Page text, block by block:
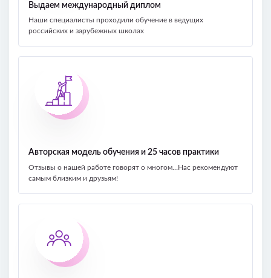
Выдаем международный диплом
Наши специалисты проходили обучение в ведущих
российских и зарубежных школах
Авторская модель обучения и 25 часов практики
Отзывы о нашей работе говорят о многом…Нас рекомендуют
самым близким и друзьям!